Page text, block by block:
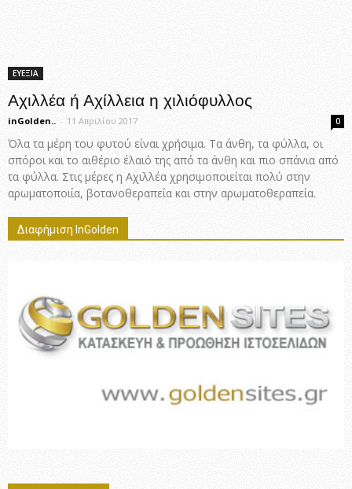
ΕΥΕΞΙΑ
Αχιλλέα ή Αχίλλεια η χιλιόφυλλος
inGolden.. - 11 Απριλίου 2017 0
Όλα τα μέρη του φυτού είναι χρήσιμα. Τα άνθη, τα φύλλα, οι
σπόροι και το αιθέριο έλαιό της από τα άνθη και πιο σπάνια από
τα φύλλα. Στις μέρες η Αχιλλέα χρησιμοποιείται πολύ στην
αρωματοποιία, βοτανοθεραπεία και στην αρωματοθεραπεία.
Διαφήμιση InGolden